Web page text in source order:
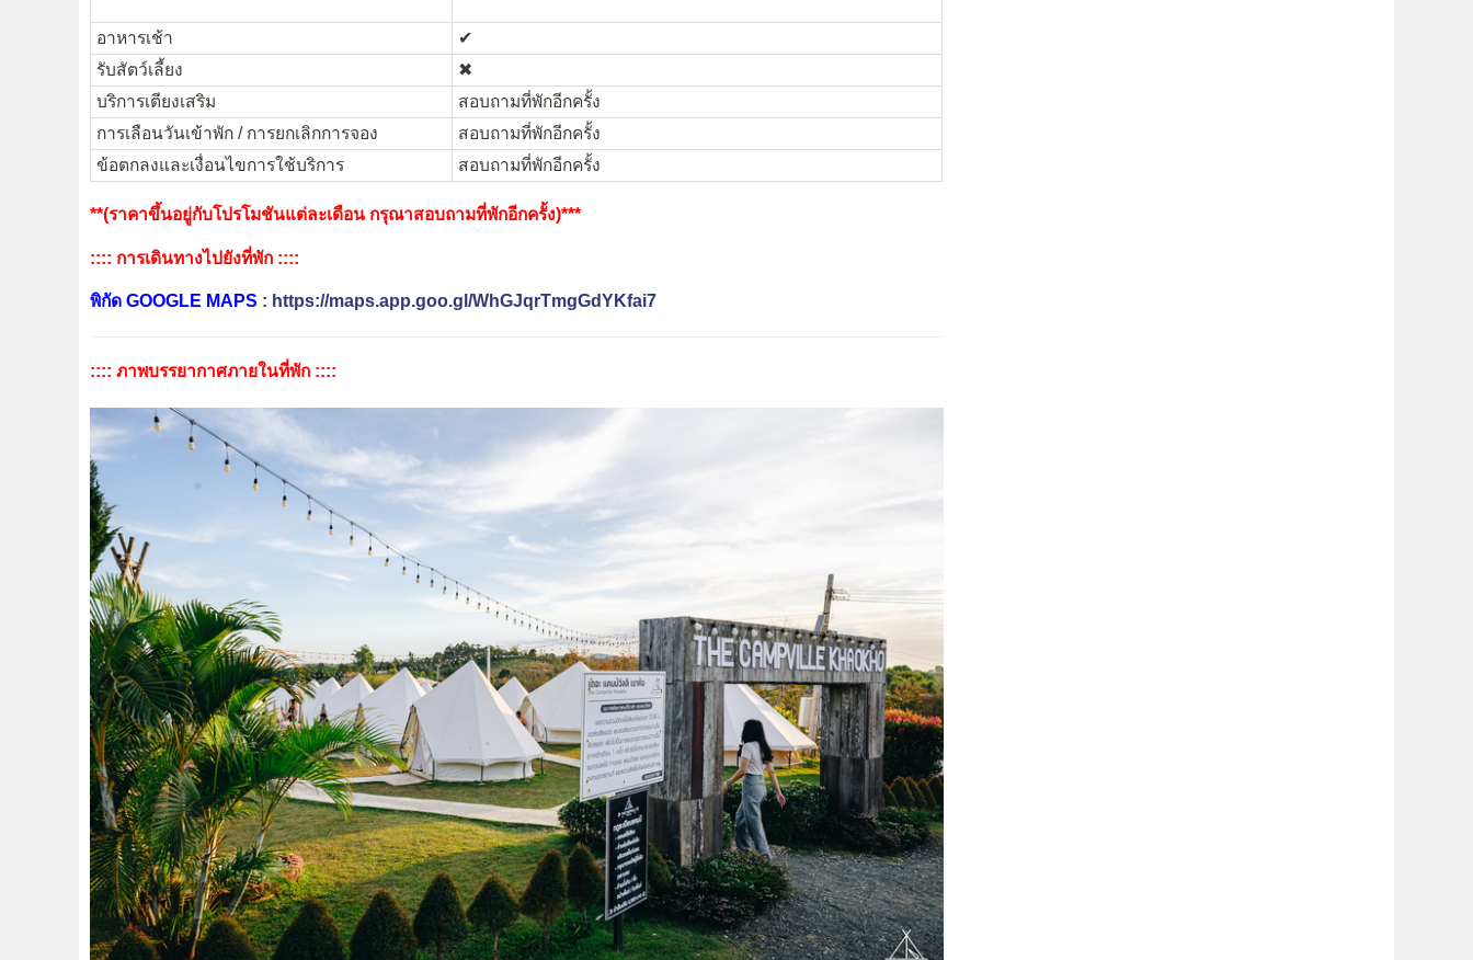
อาหารเช้า
✔︎
รับสัตว์เลี้ยง
✖︎
บริการเตียงเสริม
สอบถามที่พักอีกครั้ง
การเลือนวันเข้าพัก / การยกเลิกการจอง
สอบถามที่พักอีกครั้ง
ข้อตกลงและเงื่อนไขการใช้บริการ
สอบถามที่พักอีกครั้ง
**(ราคาขึ้นอยู่กับโปรโมชันแต่ละเดือน กรุณาสอบถามที่พักอีกครั้ง)***
:::: การเดินทางไปยังที่พัก ::::
พิกัด GOOGLE MAPS : https://maps.app.goo.gl/WhGJqrTmgGdYKfai7
:::: ภาพบรรยากาศภายในที่พัก ::::